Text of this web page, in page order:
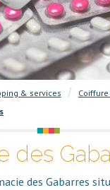
& services
des
des Gabarres